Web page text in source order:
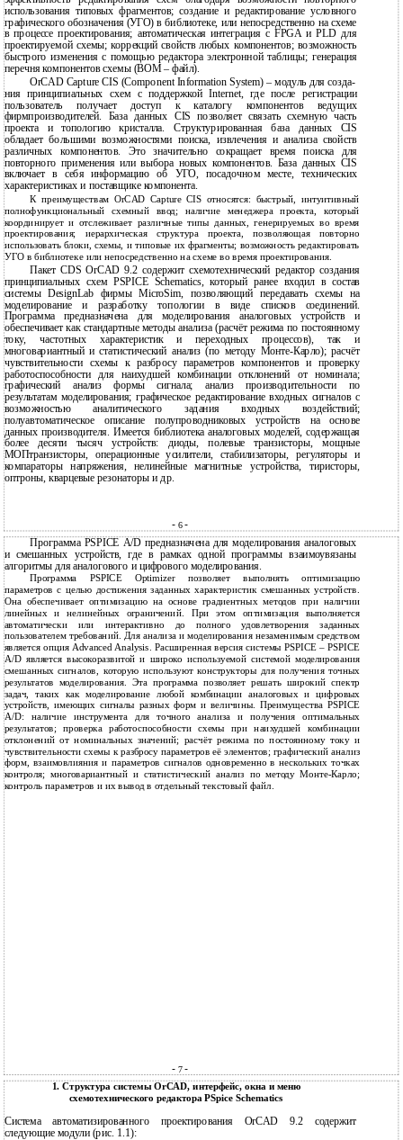
использования типовых фрагментов; создание и редактирование условного
графического обозначения (УГО) в библиотеке, или непосредственно на схеме
в процессе проектирования; автоматическая интеграция с FPGA и PLD для
проектируемой схемы; коррекций свойств любых компонентов; возможность
быстрого изменения с помощью редактора электронной таблицы; генерация
перечня компонентов схемы (BOM – файл).
OrCAD Capture CIS (Component Information System) – модуль для созда-
ния принципиальных схем с поддержкой Internet, где после регистрации
пользователь получает доступ к каталогу компонентов ведущих
фирмпроизводителей. База данных CIS позволяет связать схемную часть
проекта и топологию кристалла. Структурированная база данных CIS
обладает большими возможностями поиска, извлечения и анализа свойств
различных компонентов. Это значительно сокращает время поиска для
повторного применения или выбора новых компонентов. База данных CIS
включает в себя информацию об УГО, посадочном месте, технических
характеристиках и поставщике компонента.
К преимуществам OrCAD Capture CIS относятся: быстрый, интуитивный
полнофункциональный схемный ввод; наличие менеджера проекта, который
координирует и отслеживает различные типы данных, генерируемых во время
проектирования; иерархическая структура проекта, позволяющая повторно
использовать блоки, схемы, и типовые их фрагменты; возможность редактировать
УГО в библиотеке или непосредственно на схеме во время проектирования.
Пакет CDS OrCAD 9.2 содержит схемотехнический редактор создания
принципиальных схем PSPICE Schematics, который ранее входил в состав
системы DesignLab фирмы MicroSim, позволяющий передавать схемы на
моделирование и разработку топологии в виде списков соединений.
Программа предназначена для моделирования аналоговых устройств и
обеспечивает как стандартные методы анализа (расчёт режима по постоянному
току, частотных характеристик и переходных процессов), так и
многовариантный и статистический анализ (по методу Монте-Карло); расчёт
чувствительности схемы к разбросу параметров компонентов и проверку
работоспособности для наихудшей комбинации отклонений от номинала;
графический анализ формы сигнала; анализ производительности по
результатам моделирования; графическое редактирование входных сигналов с
возможностью аналитического задания входных воздействий;
полуавтоматическое описание полупроводниковых устройств на основе
данных производителя. Имеется библиотека аналоговых моделей, содержащая
более десяти тысяч устройств: диоды, полевые транзисторы, мощные
МОПтранзисторы, операционные усилители, стабилизаторы, регуляторы и
компараторы напряжения, нелинейные магнитные устройства, тиристоры,
оптроны, кварцевые резонаторы и др.
- 6-
Программа PSPICE A/D предназначена для моделирования аналоговых
и смешанных устройств, где в рамках одной программы взаимоувязаны
алгоритмы для аналогового и цифрового моделирования.
Программа PSPICE Optimizer позволяет выполнять оптимизацию
параметров с целью достижения заданных характеристик смешанных устройств.
Она обеспечивает оптимизацию на основе градиентных методов при наличии
линейных и нелинейных ограничений. При этом оптимизация выполняется
автоматически или интерактивно до полного удовлетворения заданных
пользователем требований. Для анализа и моделирования незаменимым средством
является опция Advanced Analysis. Расширенная версия системы PSPICE – PSPICE
A/D является высокоразвитой и широко используемой системой моделирования
смешанных сигналов, которую используют конструкторы для получения точных
результатов моделирования. Эта программа позволяет решать широкий спектр
задач, таких как моделирование любой комбинации аналоговых и цифровых
устройств, имеющих сигналы разных форм и величины. Преимущества PSPICE
A/D: наличие инструмента для точного анализа и получения оптимальных
результатов; проверка работоспособности схемы при наихудшей комбинации
отклонений от номинальных значений; расчёт режима по постоянному току и
чувствительности схемы к разбросу параметров её элементов; графический анализ
форм, взаимовлияния и параметров сигналов одновременно в нескольких точках
контроля; многовариантный и статистический анализ по методу Монте-Карло;
контроль параметров и их вывод в отдельный текстовый файл.
- 7-
1. Структура системы OrCAD, интерфейс, окна и меню
схемотехнического редактора PSpice Schematics
Система автоматизированного проектирования OrCAD 9.2 содержит
следующие модули (рис. 1.1):